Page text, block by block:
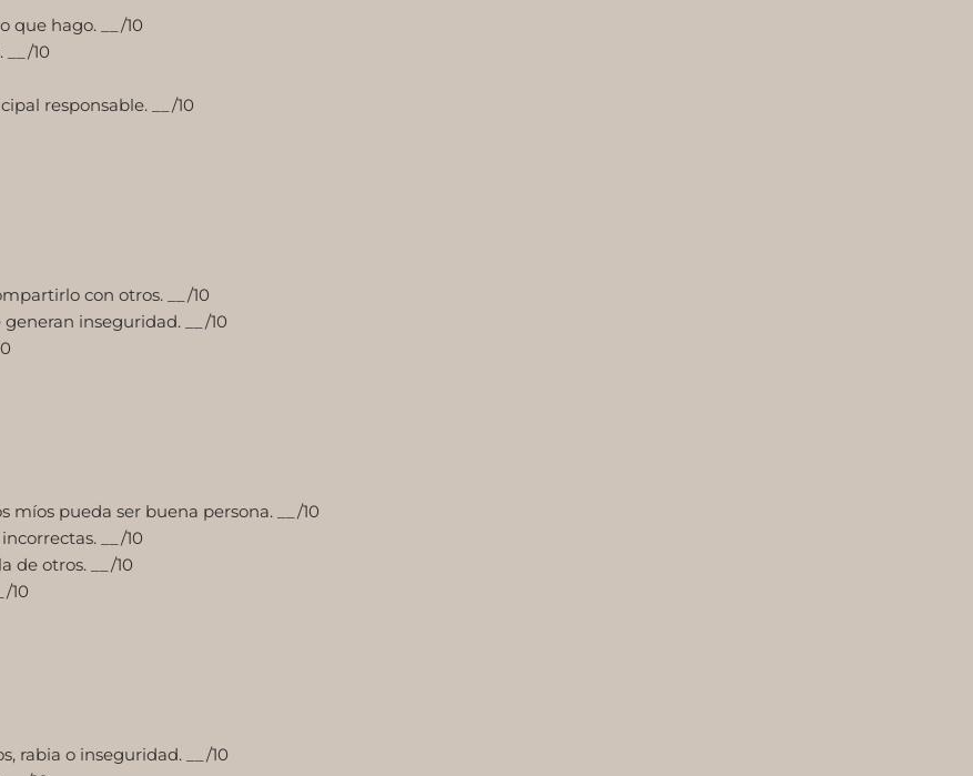
que hago. __/10
10
responsable. __/10
con otros. __/10
inseguridad. __/10
míos pueda ser buena persona. __/10
__/10
de otros. __/10
10
rabia o inseguridad. __/10